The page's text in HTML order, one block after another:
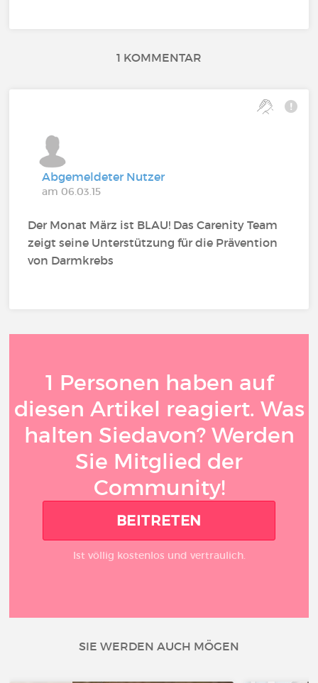
1 KOMMENTAR
Abgemeldeter Nutzer
am 06.03.15
Der Monat März ist BLAU! Das Carenity Team
zeigt seine Unterstützung für die Prävention
von Darmkrebs
1 Personen haben auf
diesen Artikel reagiert. Was
halten Siedavon? Werden
Sie Mitglied der
Community!
BEITRETEN
Ist völlig kostenlos und vertraulich.
SIE WERDEN AUCH MÖGEN